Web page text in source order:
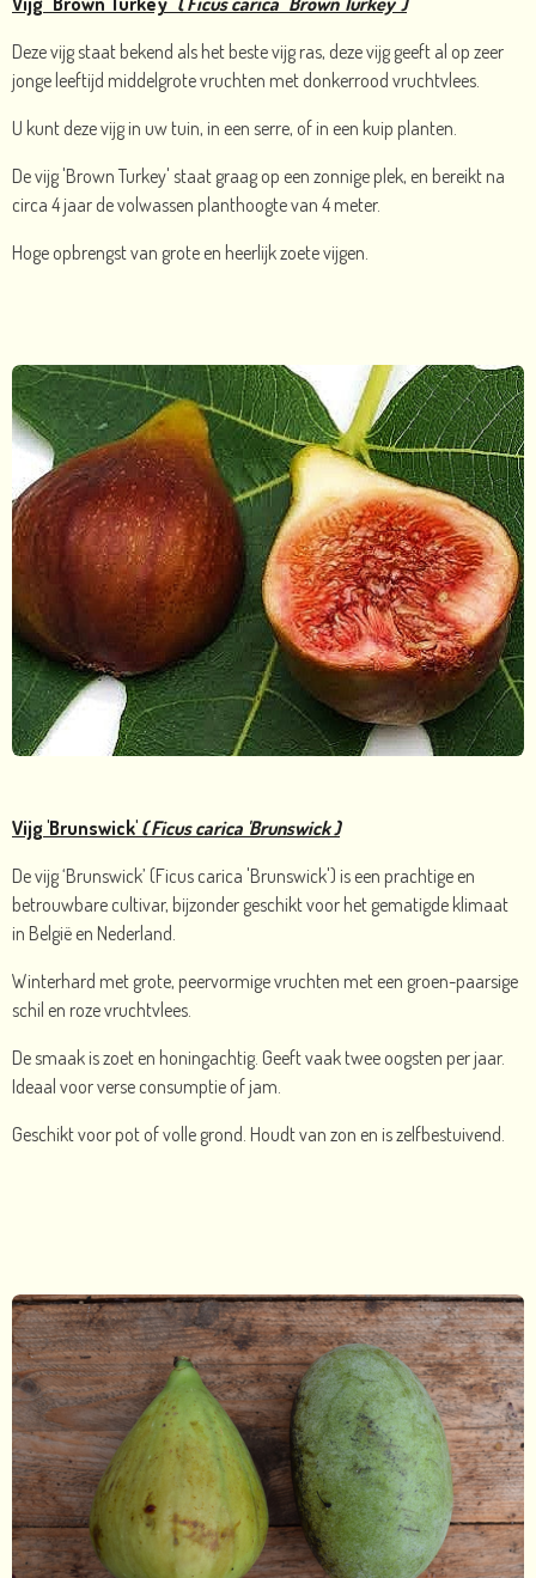
Deze vijg staat bekend als het beste vijg ras, deze vijg geeft al op zeer
jonge leeftijd middelgrote vruchten met donkerrood vruchtvlees.
U kunt deze vijg in uw tuin, in een serre, of in een kuip planten.
De vijg 'Brown Turkey' staat graag op een zonnige plek, en bereikt na
circa 4 jaar de volwassen planthoogte van 4 meter.
Hoge opbrengst van grote en heerlijk zoete vijgen.
Vijg 'Brunswick' ( Ficus carica 'Brunswick )
De vijg ‘Brunswick’ (Ficus carica 'Brunswick') is een prachtige en
betrouwbare cultivar, bijzonder geschikt voor het gematigde klimaat
in België en Nederland.
Winterhard met grote, peervormige vruchten met een groen-paarsige
schil en roze vruchtvlees.
De smaak is zoet en honingachtig. Geeft vaak twee oogsten per jaar.
Ideaal voor verse consumptie of jam.
Geschikt voor pot of volle grond. Houdt van zon en is zelfbestuivend.